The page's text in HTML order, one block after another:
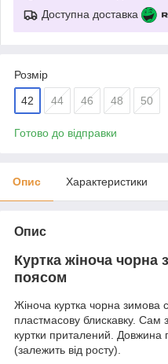
Доступна доставка
Розмір
42 44 46 48 50
Готово до відправки
Опис Характеристики
Опис
Куртка жіноча
поясом
Жіноча куртка чорна зимова
пластмасову блискавку.
куртки приталений. Довжина
(залежить від росту).